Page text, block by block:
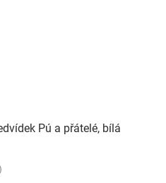
Pú a přátelé, bílá